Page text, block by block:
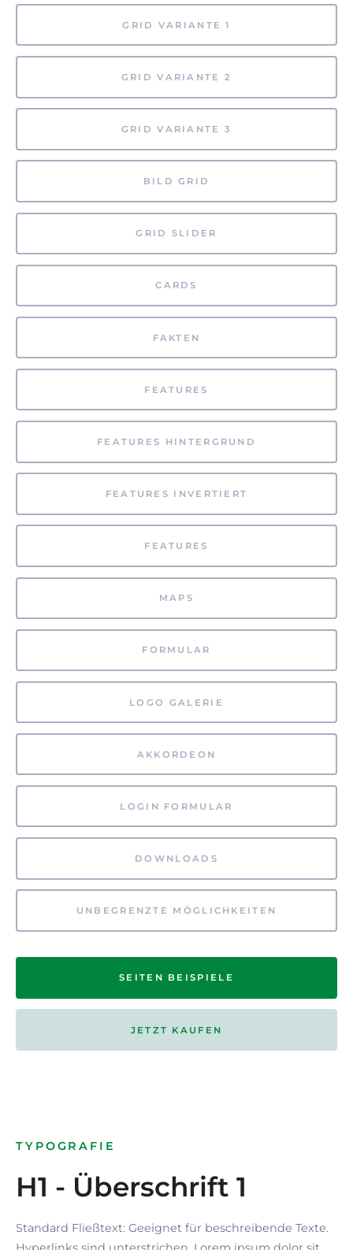
GRID VARIANTE 1
GRID VARIANTE 2
GRID VARIANTE 3
BILD GRID
GRID SLIDER
CARDS
FAKTEN
FEATURES
FEATURES HINTERGRUND
FEATURES INVERTIERT
FEATURES
MAPS
FORMULAR
LOGO GALERIE
AKKORDEON
LOGIN FORMULAR
DOWNLOADS
UNBEGRENZTE MÖGLICHKEITEN
SEITEN BEISPIELE
JETZT KAUFEN
TYPOGRAFIE
H1 - Überschrift 1
Standard Fließtext: Geeignet für beschreibende Texte.